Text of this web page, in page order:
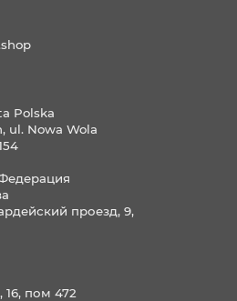
Polska
ul. Nowa Wola
проезд, 9,
16, пом 472